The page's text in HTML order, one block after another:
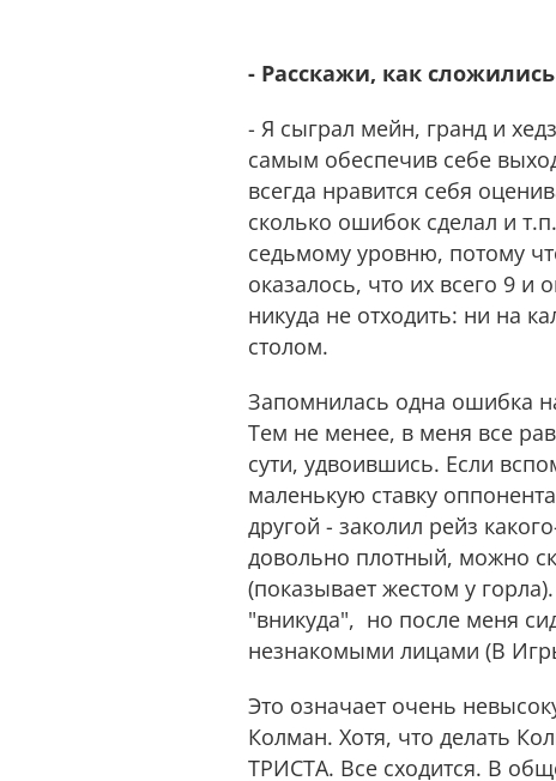
- Расскажи, как
- Я сыграл мейн, гранд и
самым обеспечив себе
всегда нравится себя
сколько ошибок сделал и
седьмому уровню, потому
оказалось, что их всего 9 и
никуда не отходить: ни на
столом.
Запомнилась одна ошибка
Тем не менее, в меня все
сути, удвоившись. Если
маленькую ставку
другой - заколил рейз
довольно плотный, можно
(показывает жестом у
"вникуда", но после меня
незнакомыми лицами (В
Это означает очень
Колман. Хотя, что делать
ТРИСТА. Все сходится. В